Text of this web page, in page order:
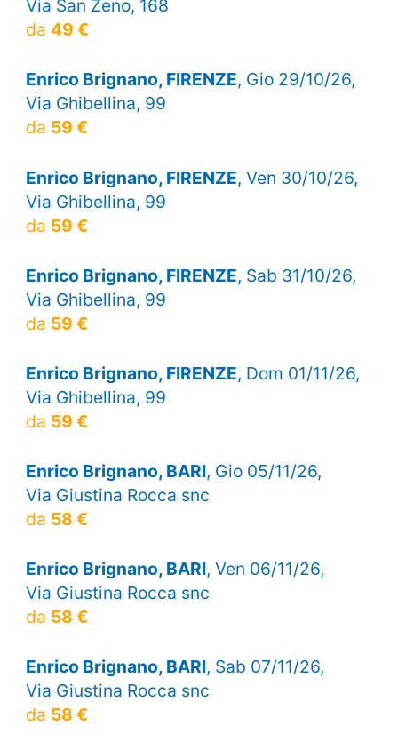
Via San Zeno, 168
da 49 €
Enrico Brignano, FIRENZE, Gio 29/10/26,
Via Ghibellina, 99
da 59 €
Enrico Brignano, FIRENZE, Ven 30/10/26,
Via Ghibellina, 99
da 59 €
Enrico Brignano, FIRENZE, Sab 31/10/26,
Via Ghibellina, 99
da 59 €
Enrico Brignano, FIRENZE, Dom 01/11/26,
Via Ghibellina, 99
da 59 €
Enrico Brignano, BARI, Gio 05/11/26,
Via Giustina Rocca snc
da 58 €
Enrico Brignano, BARI, Ven 06/11/26,
Via Giustina Rocca snc
da 58 €
Enrico Brignano, BARI, Sab 07/11/26,
Via Giustina Rocca snc
da 58 €